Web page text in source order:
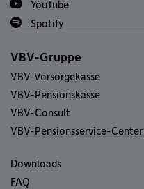
YouTube
Spotify
VBV-Gruppe
VBV-Vorsorgekasse
VBV-Pensionskasse
VBV-Consult
VBV-Pensionsservice-Center
Downloads
FAQ